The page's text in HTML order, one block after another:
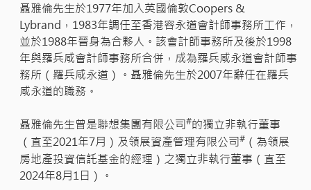
聶雅倫先生於1977年加入英國倫敦Coopers &
Lybrand，1983年調任至香港容永道會計師事務所工作，
並於1988年晉身為合夥人。該會計師事務所及後於1998
年與羅兵咸會計師事務所合併，成為羅兵咸永道會計師事
務所（羅兵咸永道）。聶雅倫先生於2007年辭任在羅兵
咸永道的職務。
聶雅倫先生曾是聯想集團有限公司#的獨立非執行董事
（直至2021年7月）及領展資產管理有限公司#（為領展
房地產投資信託基金的經理）之獨立非執行董事（直至
2024年8月1日）。